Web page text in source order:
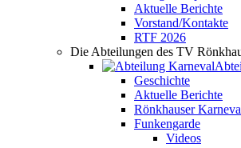
Aktuelle Berichte
Vorstand/Kontakte
RTF 2026
Die Abteilungen des TV
Geschichte
Aktuelle Berichte
Rönkhauser
Funkengarde
Videos